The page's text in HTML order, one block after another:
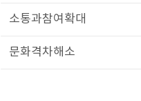
소통과참여확대
문화격차해소